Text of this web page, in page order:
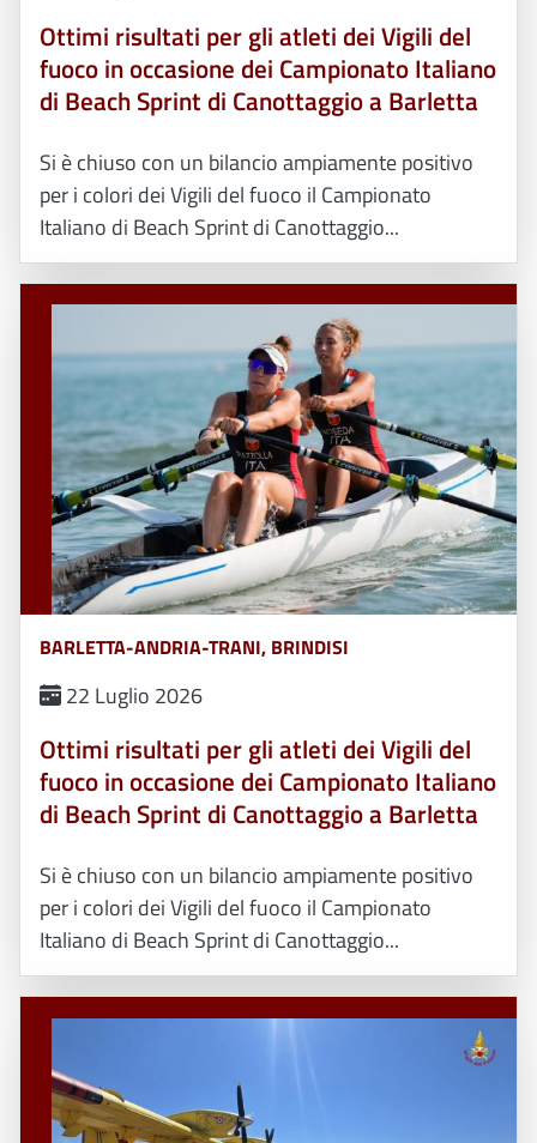
Ottimi risultati per gli atleti dei Vigili del
fuoco in occasione dei Campionato Italiano
di Beach Sprint di Canottaggio a Barletta
Si è chiuso con un bilancio ampiamente positivo
per i colori dei Vigili del fuoco il Campionato
Italiano di Beach Sprint di Canottaggio...
BARLETTA-ANDRIA-TRANI, BRINDISI
22 Luglio 2026
Ottimi risultati per gli atleti dei Vigili del
fuoco in occasione dei Campionato Italiano
di Beach Sprint di Canottaggio a Barletta
Si è chiuso con un bilancio ampiamente positivo
per i colori dei Vigili del fuoco il Campionato
Italiano di Beach Sprint di Canottaggio...